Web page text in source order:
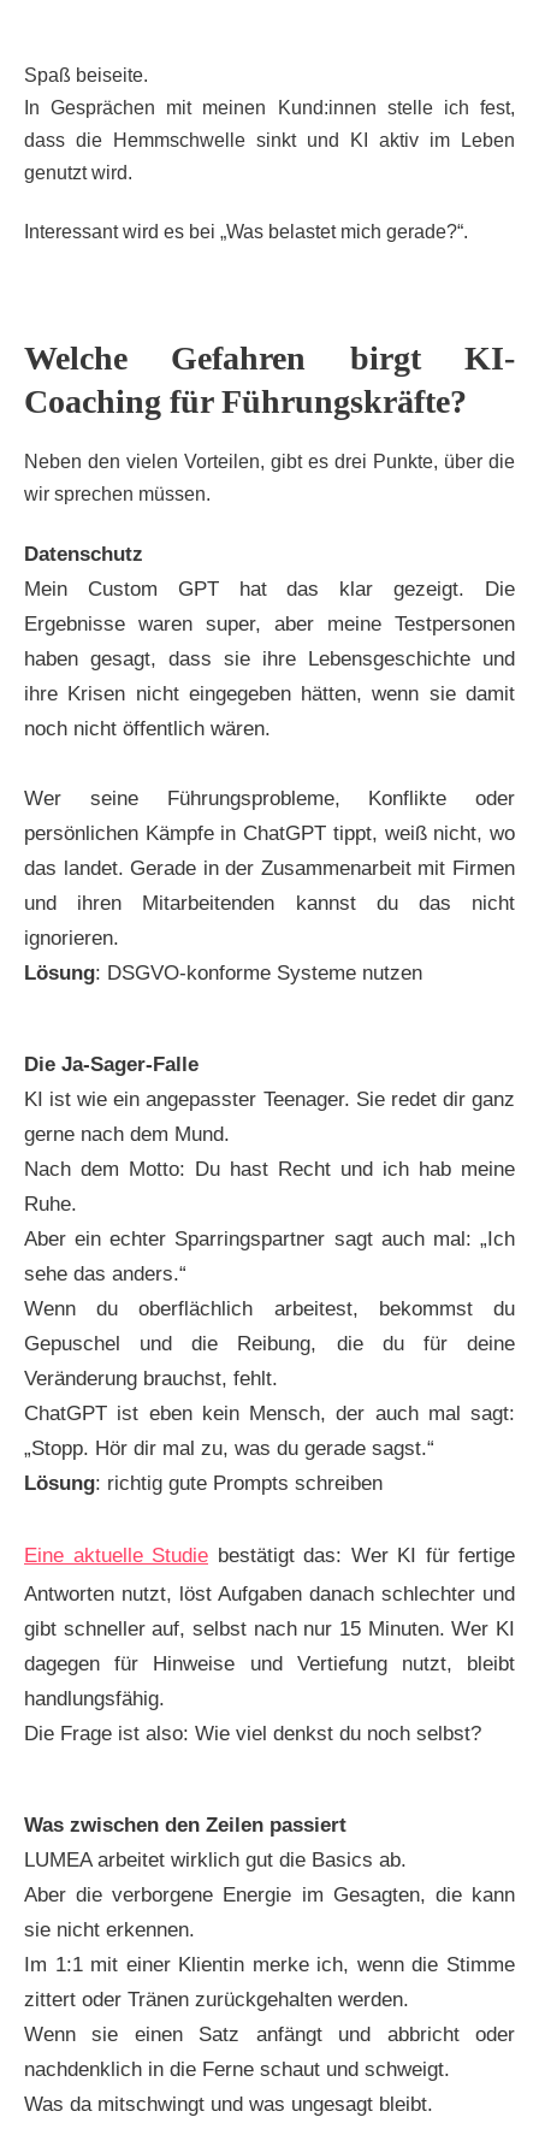
Spaß beiseite.
In Gesprächen mit meinen Kund:innen stelle ich fest,
dass die Hemmschwelle sinkt und KI aktiv im Leben
genutzt wird.
Interessant wird es bei „Was belastet mich gerade?“.
Welche Gefahren birgt KI-
Coaching für Führungskräfte?
Neben den vielen Vorteilen, gibt es drei Punkte, über die
wir sprechen müssen.
Datenschutz
Mein Custom GPT hat das klar gezeigt. Die
Ergebnisse waren super, aber meine Testpersonen
haben gesagt, dass sie ihre Lebensgeschichte und
ihre Krisen nicht eingegeben hätten, wenn sie damit
noch nicht öffentlich wären.
Wer seine Führungsprobleme, Konflikte oder
persönlichen Kämpfe in ChatGPT tippt, weiß nicht, wo
das landet. Gerade in der Zusammenarbeit mit Firmen
und ihren Mitarbeitenden kannst du das nicht
ignorieren.
Lösung: DSGVO-konforme Systeme nutzen
Die Ja-Sager-Falle
KI ist wie ein angepasster Teenager. Sie redet dir ganz
gerne nach dem Mund.
Nach dem Motto: Du hast Recht und ich hab meine
Ruhe.
Aber ein echter Sparringspartner sagt auch mal: „Ich
sehe das anders.“
Wenn du oberflächlich arbeitest, bekommst du
Gepuschel und die Reibung, die du für deine
Veränderung brauchst, fehlt.
ChatGPT ist eben kein Mensch, der auch mal sagt:
„Stopp. Hör dir mal zu, was du gerade sagst.“
Lösung: richtig gute Prompts schreiben
Eine aktuelle Studie bestätigt das: Wer KI für fertige
Antworten nutzt, löst Aufgaben danach schlechter und
gibt schneller auf, selbst nach nur 15 Minuten. Wer KI
dagegen für Hinweise und Vertiefung nutzt, bleibt
handlungsfähig.
Die Frage ist also: Wie viel denkst du noch selbst?
Was zwischen den Zeilen passiert
LUMEA arbeitet wirklich gut die Basics ab.
Aber die verborgene Energie im Gesagten, die kann
sie nicht erkennen.
Im 1:1 mit einer Klientin merke ich, wenn die Stimme
zittert oder Tränen zurückgehalten werden.
Wenn sie einen Satz anfängt und abbricht oder
nachdenklich in die Ferne schaut und schweigt.
Was da mitschwingt und was ungesagt bleibt.